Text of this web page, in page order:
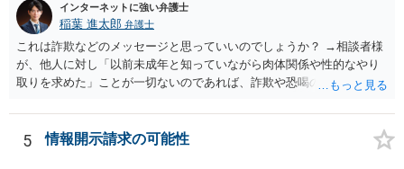
インターネットに強い弁護士
稲葉 進太郎 弁護士
これは詐欺などのメッセージと思っていいのでしょうか？ →相談者様
が、他人に対し「以前未成年と知っていながら肉体関係や性的なやり
取りを求めた」ことが一切ないのであれば、詐欺や恐喝の可能性が高
5 情報開示請求の可能性